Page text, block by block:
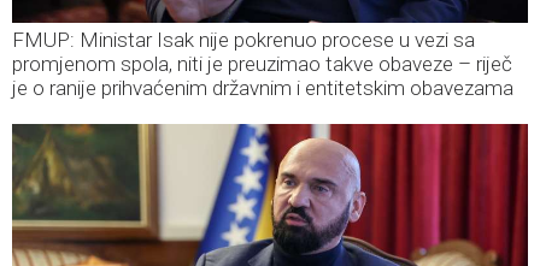
FMUP: Ministar Isak nije pokrenuo procese u vezi sa
promjenom spola, niti je preuzimao takve obaveze – riječ
je o ranije prihvaćenim državnim i entitetskim obavezama